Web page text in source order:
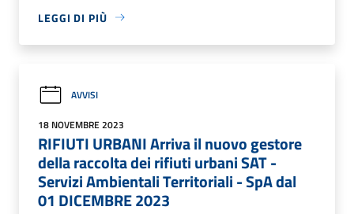
LEGGI DI PIÙ
AVVISI
18 NOVEMBRE 2023
RIFIUTI URBANI Arriva il nuovo gestore
della raccolta dei rifiuti urbani SAT -
Servizi Ambientali Territoriali - SpA dal
01 DICEMBRE 2023